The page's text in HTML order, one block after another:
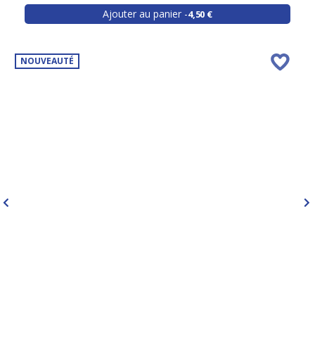
Ajouter au panier 4,50 €
NOUVEAUTÉ